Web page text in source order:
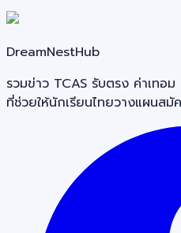
DreamNestHub
รวมข่าว TCAS รับตรง ค่าเทอ
ที่ช่วยให้นักเรียนไทยวางแผนสมั